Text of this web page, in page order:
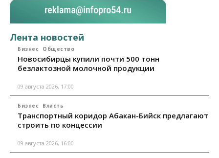
Лента новостей
Бизнес Общество
Новосибирцы купили почти 500 тонн
безлактозной молочной продукции
09 августа 2026, 17:00
Бизнес Власть
Транспортный коридор Абакан-Бийск предлагают
строить по концессии
09 августа 2026, 16:00